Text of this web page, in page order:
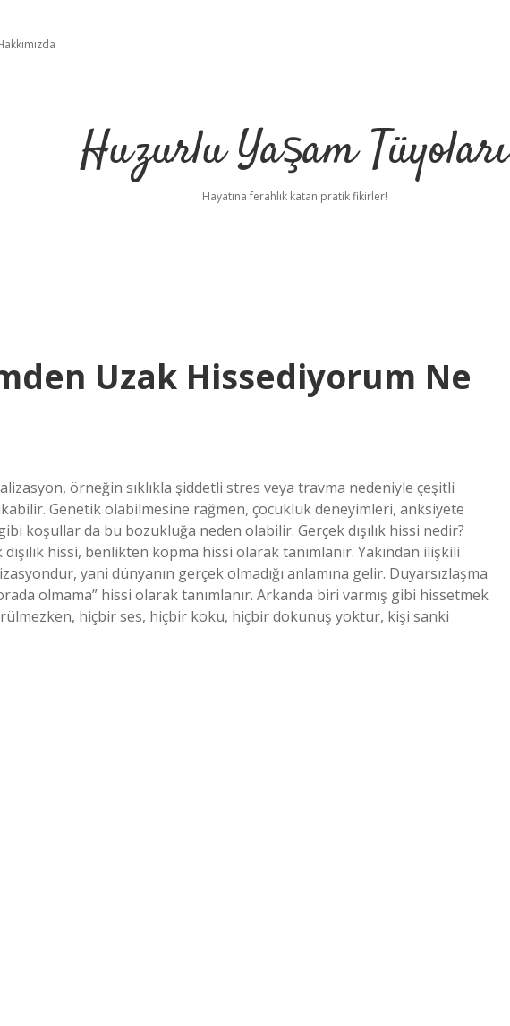
Huzurlu Yaşam Tüyoları
Hayatına ferahlık katan pratik fikirler!
Uzak Hissediyorum Ne
örneğin sıklıkla şiddetli stres veya travma nedeniyle çeşitli
Genetik olabilmesine rağmen, çocukluk deneyimleri, anksiyete
koşullar da bu bozukluğa neden olabilir. Gerçek dışılık hissi nedir?
hissi, benlikten kopma hissi olarak tanımlanır. Yakından ilişkili
yani dünyanın gerçek olmadığı anlamına gelir. Duyarsızlaşma
olmama” hissi olarak tanımlanır. Arkanda biri varmış gibi hissetmek
hiçbir ses, hiçbir koku, hiçbir dokunuş yoktur, kişi sanki